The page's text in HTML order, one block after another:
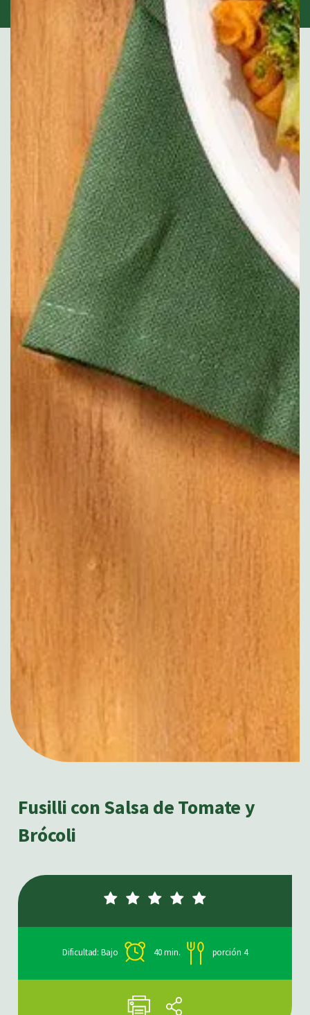
Fusilli con Salsa de Tomate y
Brócoli
Dificultad: Bajo 40 min. porción 4